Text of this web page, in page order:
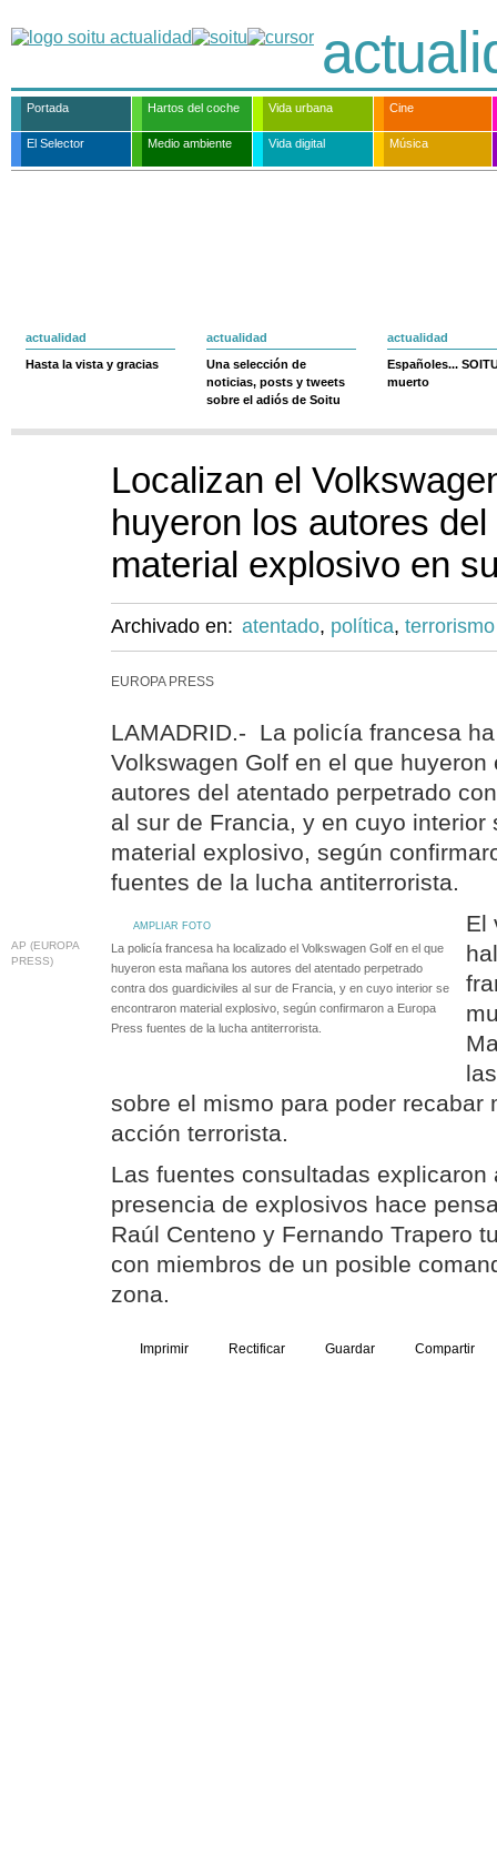
Portada Hartos del coche Vida urbana Cine
El Selector Medio ambiente Vida digital Música
actualidad
Hasta la vista y gracias
actualidad
Una selección de
noticias, posts y tweets
sobre el adiós de Soitu
actualidad
Españoles...
muerto
Localizan el
huyeron los autores
material explosivo en
Archivado en: atentado, política, terrorismo
EUROPA PRESS
LAMADRID.- La policía francesa
Volkswagen Golf en el que huyeron
autores del atentado perpetrado
al sur de Francia, y en cuyo interior
material explosivo, según
fuentes de la lucha antiterrorista.
AMPLIAR FOTO
AP (EUROPA
PRESS)
La policía francesa ha localizado el Volkswagen Golf en el que
huyeron esta mañana los autores del atentado perpetrado
contra dos guardiciviles al sur de Francia, y en cuyo interior se
encontraron material explosivo, según confirmaron a Europa
Press fuentes de la lucha antiterrorista.
El
sobre el mismo para poder recabar
acción terrorista.
Las fuentes consultadas explicaron
presencia de explosivos hace
Raúl Centeno y Fernando Trapero
con miembros de un posible
zona.
Imprimir Rectificar Guardar Compartir